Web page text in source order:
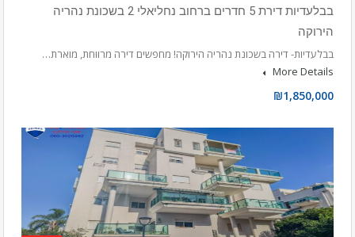
בבלעדיות דירת 5 חדרים ברחוב נחליאלי 2 בשכונת נהריה
הירוקה
בבלעדיות- דירה בשכונת נהריה הירוקה! מחפשים דירה מרווחת, מוארת…
More Details
₪1,850,000